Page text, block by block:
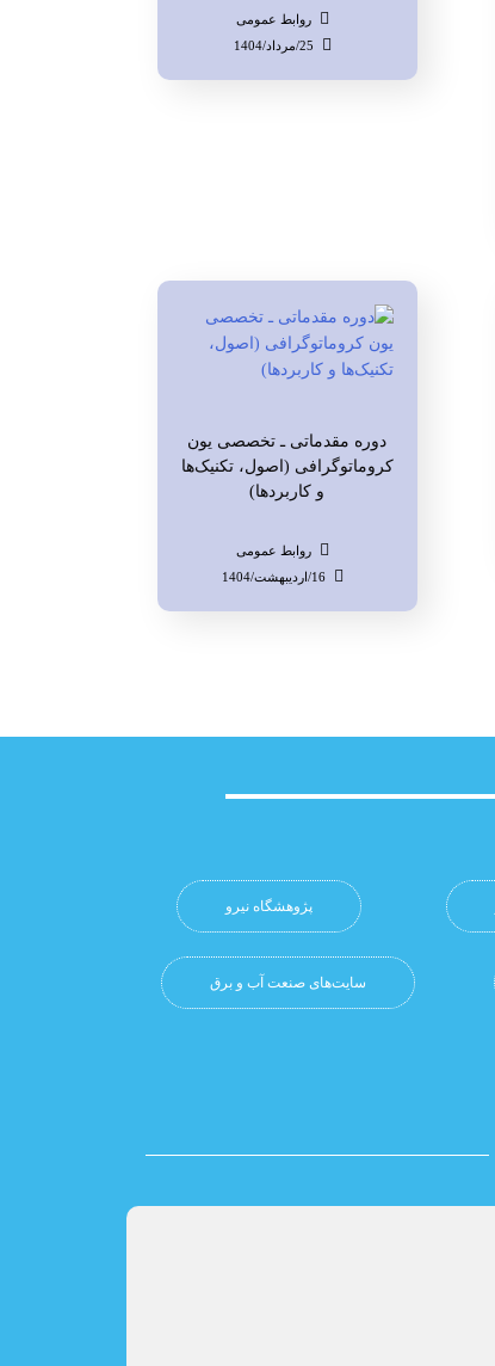
روابط عمومی
25/مرداد/1404
دوره مقدماتی ـ تخصصی یون
کروماتوگرافی (اصول، تکنیک‌ها
و کاربردها)
روابط عمومی
16/اردیبهشت/1404
پژوهشگاه نيرو
سایت‌های صنعت آب و برق